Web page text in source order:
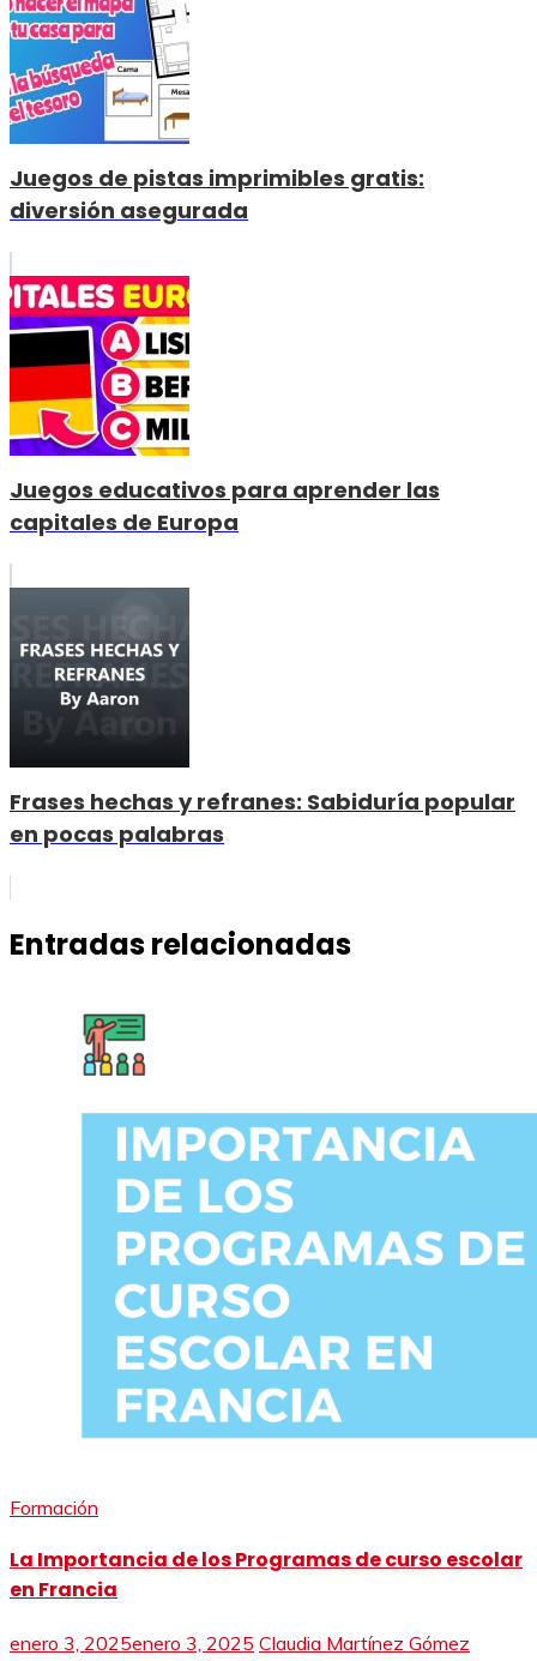
Juegos de pistas imprimibles gratis:
diversión asegurada
Juegos educativos para aprender las
capitales de Europa
Frases hechas y refranes: Sabiduría popular
en pocas palabras
Entradas relacionadas
Formación
La Importancia de los Programas de curso escolar
en Francia
enero 3, 2025enero 3, 2025 Claudia Martínez Gómez